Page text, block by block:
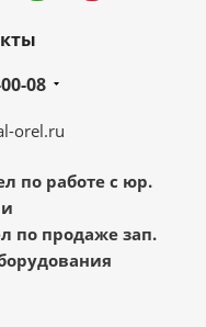
08
orel.ru
по работе с юр.
по продаже зап.